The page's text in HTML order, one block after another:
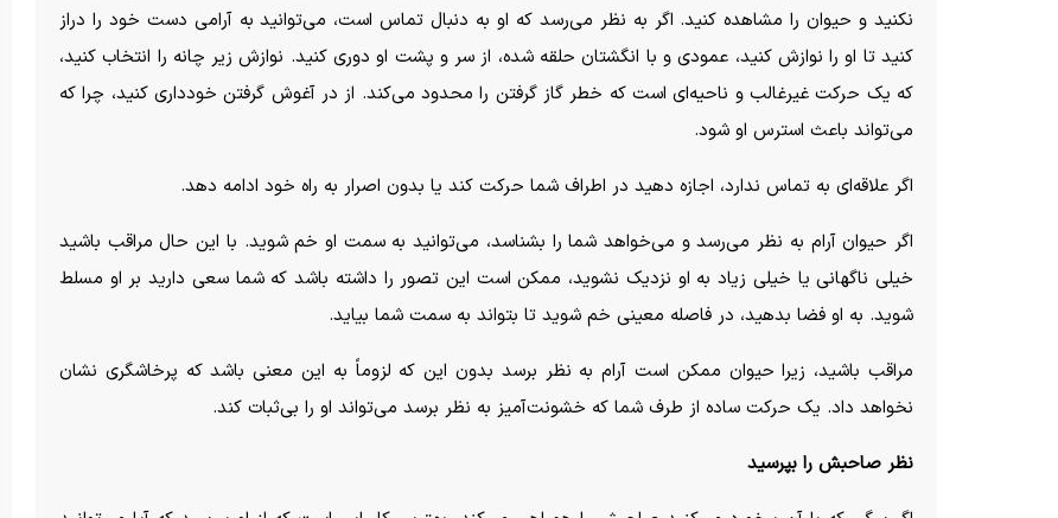
نکنید و حیوان را مشاهده کنید. اگر به نظر می‌رسد که او به دنبال تماس است، می‌توانید به آرامی دست خود را دراز
کنید تا او را نوازش کنید، عمودی و با انگشتان حلقه شده، از سر و پشت او دوری کنید. نوازش زیر چانه را انتخاب کنید،
که یک حرکت غیرغالب و ناحیه‌ای است که خطر گاز گرفتن را محدود می‌کند. از در آغوش گرفتن خودداری کنید، چرا که
می‌تواند باعث استرس او شود.
اگر علاقه‌ای به تماس ندارد، اجازه دهید در اطراف شما حرکت کند یا بدون اصرار به راه خود ادامه دهد.
اگر حیوان آرام به نظر می‌رسد و می‌خواهد شما را بشناسد، می‌توانید به سمت او خم شوید. با این حال مراقب باشید
خیلی ناگهانی یا خیلی زیاد به او نزدیک نشوید، ممکن است این تصور را داشته باشد که شما سعی دارید بر او مسلط
شوید. به او فضا بدهید، در فاصله معینی خم شوید تا بتواند به سمت شما بیاید.
مراقب باشید، زیرا حیوان ممکن است آرام به نظر برسد بدون این که لزوماً به این معنی باشد که پرخاشگری نشان
نخواهد داد. یک حرکت ساده از طرف شما که خشونت‌آمیز به نظر برسد می‌تواند او را بی‌ثبات کند.
نظر صاحبش را بپرسید